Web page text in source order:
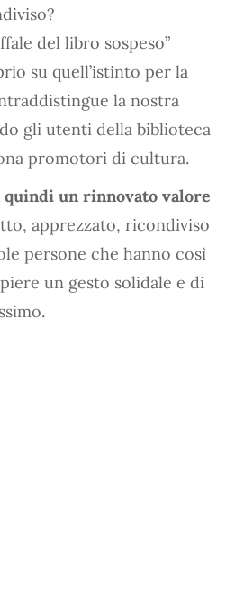
del libro sospeso”
su quell’istinto per la
la nostra
gli utenti della biblioteca
promotori di cultura.
quindi un rinnovato valore
apprezzato, ricondiviso
persone che hanno così
un gesto solidale e di